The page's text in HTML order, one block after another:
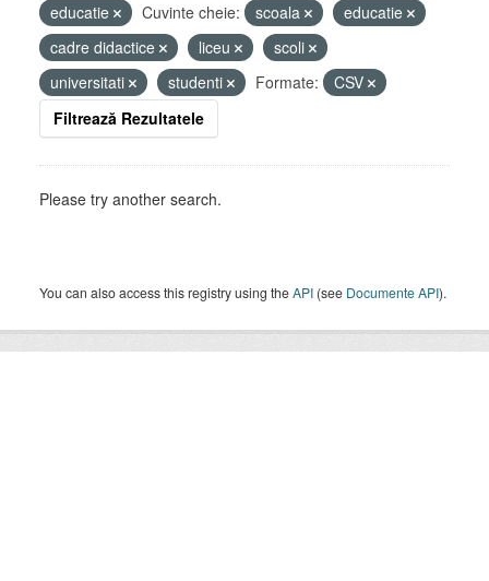
educatie
Cuvinte cheie: scoala
educatie
cadre didactice
liceu
scoli
universitati
studenti Formate:
CSV
Filtrează Rezultatele
Please try another search.
You can also access this registry using theAPI (see Documente API).